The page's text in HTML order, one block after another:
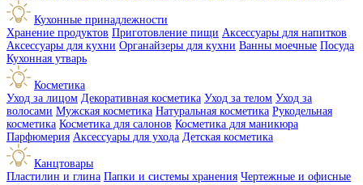
Кухонные принадлежности
Хранение продуктов Приготовление пищи Аксессуары для напитков
Аксессуары для кухни Органайзеры для кухни Ванны моечные Посуда
Кухонная утварь
Косметика
Уход за лицом Декоративная косметика Уход за телом Уход за
волосами Мужская косметика Натуральная косметика Рукодельная
косметика Косметика для салонов Косметика для маникюра
Парфюмерия Аксессуары для ухода Детская косметика
Канцтовары
Пластилин и глина Папки и системы хранения Чертежные и офисные